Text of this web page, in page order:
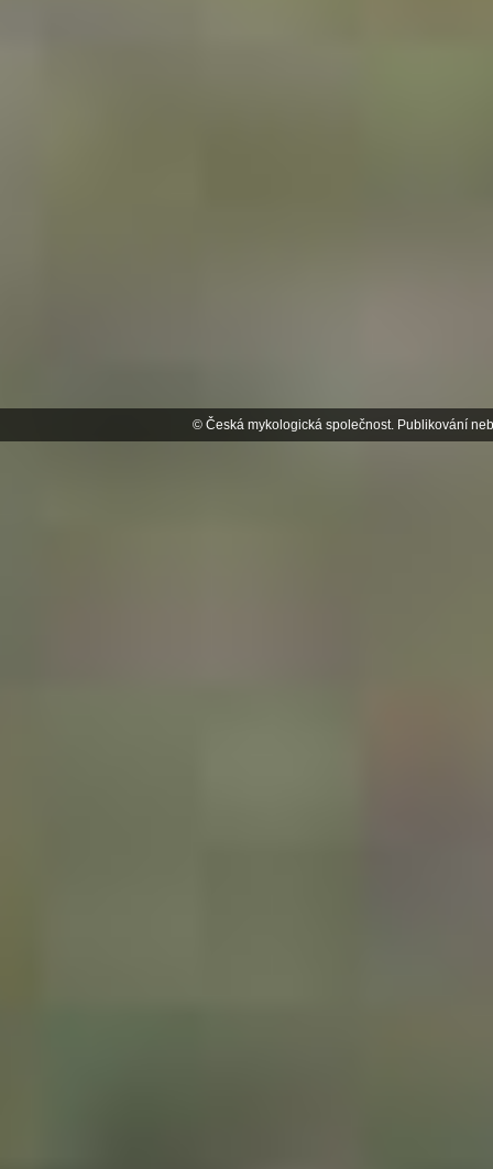
© Česká mykologická společnost. Publikování